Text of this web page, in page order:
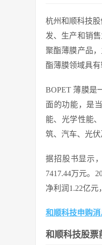
杭州和顺科技
发、生产和销
聚酯薄膜产品
酯薄膜领域具
BOPET 薄膜是
面的功能，是
能、光学性能
筑、汽车、光伏
据招股书显示
7417.44万元。
净利润1.22亿元
和顺科技申购消
和顺科技股票